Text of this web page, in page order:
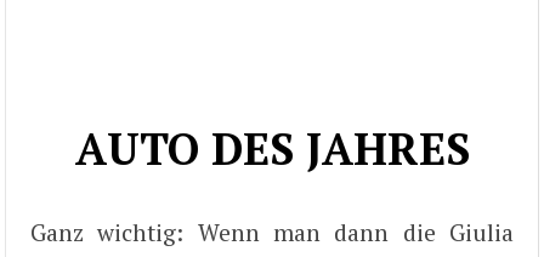
AUTO DES JAHRES
Ganz wichtig: Wenn man dann die Giulia